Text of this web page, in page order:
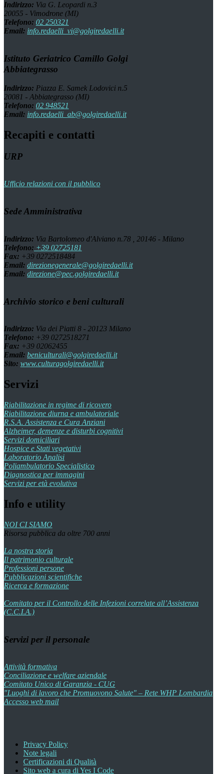
Indirizzo: Via G. Leopardi n.3
20055 - Vimodrone (MI)
Telefono: 02 250321
Email: info.redaelli_vi@golgiredaelli.it
Istituto Geriatrico Camillo Golgi
Abbiategrasso
Indirizzo: Piazza E. Samek Lodovici n.5
20081 - Abbiategrasso (MI)
Telefono: 02 948521
Email: info.redaelli_ab@golgiredaelli.it
Recapiti e contatti
URP
Ufficio relazioni con il pubblico
Sede Amministrativa
Indirizzo: Via Bartolomeo d'Alviano n.78 , 20146 - Milano
Telefono: +39 02725181
Fax: +39 0272518484
Email: direzionegenerale@golgiredaelli.it
Email: direzione@pec.golgiredaelli.it
Archivio storico e beni culturali
Indirizzo: Via dei Piatti 8 - 20123 Milano
Telefono: +39 0272518271
Fax: +39 02062455
Email: beniculturali@golgiredaelli.it
Sito: www.culturagolgiredaelli.it
Servizi
Riabilitazione in regime di ricovero
Riabilitazione diurna e ambulatoriale
R.S.A. Assistenza e Cura Anziani
Alzheimer, demenze e disturbi cognitivi
Servizi domiciliari
Hospice e Stati vegetativi
Laboratorio Analisi
Poliambulatorio Specialistico
Diagnostica per immagini
Servizi per età evolutiva
Info e utility
NOI CI SIAMO
Risorsa pubblica da oltre 700 anni
La nostra storia
Il patrimonio culturale
Professioni persone
Pubblicazioni scientifiche
Ricerca e formazione
Comitato per il Controllo delle Infezioni correlate all’Assistenza
(C.C.I.A.)
Servizi per il personale
Attività formativa
Conciliazione e welfare aziendale
Comitato Unico di Garanzia - CUG
"Luoghi di lavoro che Promuovono Salute" – Rete WHP Lombardia
Accesso web mail
Privacy Policy
Note legali
Certificazioni di Qualità
Sito web a cura di Yes I Code